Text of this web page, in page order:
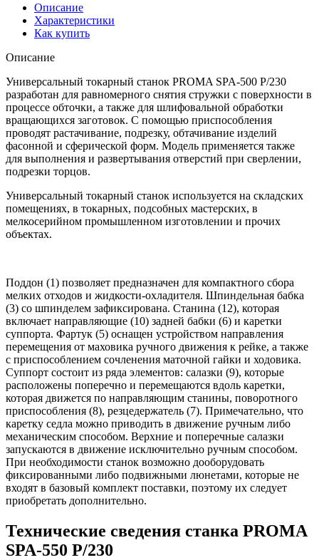
Описание
Характеристики
Как купить
Описание
Универсальный токарный станок PROMA SPA-500 P/230
разработан для равномерного снятия стружки с поверхности в
процессе обточки, а также для шлифовальной обработки
вращающихся заготовок. С помощью приспособления
проводят растачивание, подрезку, обтачивание изделий
фасонной и сферической форм. Модель применяется также
для выполнения и развертывания отверстий при сверлении,
подрезки торцов.
Универсальный токарный станок используется на складских
помещениях, в токарных, подсобных мастерских, в
мелкосерийном промышленном изготовлении и прочих
объектах.
Поддон (1) позволяет предназначен для компактного сбора
мелких отходов и жидкости-охладителя. Шпиндельная бабка
(3) со шпинделем зафиксирована. Станина (12), которая
включает направляющие (10) задней бабки (6) и каретки
суппорта. Фартук (5) оснащен устройством направления
перемещения от маховика ручного движения к рейке, а также
с приспособлением сочленения маточной гайки и ходовика.
Суппорт состоит из ряда элементов: салазки (9), которые
расположены поперечно и перемещаются вдоль каретки,
которая движется по направляющим станины, поворотного
приспособления (8), резцедержатель (7). Примечательно, что
каретку седла можно приводить в движение ручным либо
механическим способом. Верхние и поперечные салазки
запускаются в движение исключительно ручным способом.
При необходимости станок возможно дооборудовать
фиксированными либо подвижными люнетами, которые не
входят в базовый комплект поставки, поэтому их следует
приобретать дополнительно.
Технические сведения станка PROMA
SPA-550 P/230